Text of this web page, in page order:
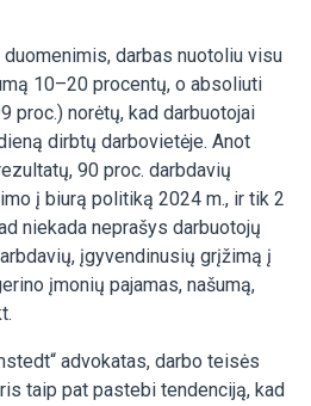
darbas nuotoliu visu
10–20 procentų, o absoliuti
proc.) norėtų, kad darbuotojai
dirbtų darbovietėje. Anot
90 proc. darbdavių
į biurą politiką 2024 m., ir tik 2
niekada neprašys darbuotojų
įgyvendinusių grįžimą į
įmonių pajamas, našumą,
advokatas, darbo teisės
taip pat pastebi tendenciją, kad